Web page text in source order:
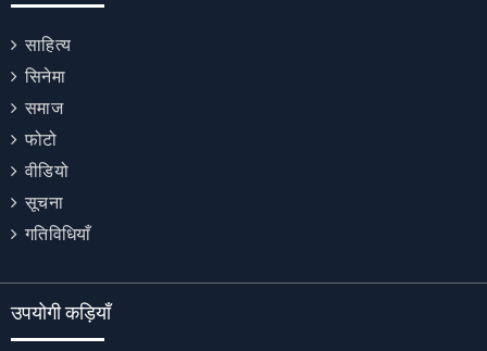
साहित्य
सिनेमा
समाज
फोटो
वीडियो
सूचना
गतिविधियाँ
उपयोगी कड़ियाँ